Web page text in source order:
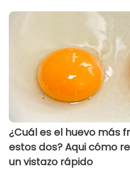
¿Cuál es el huevo más
estos dos? Aqui cómo
un vistazo rápido